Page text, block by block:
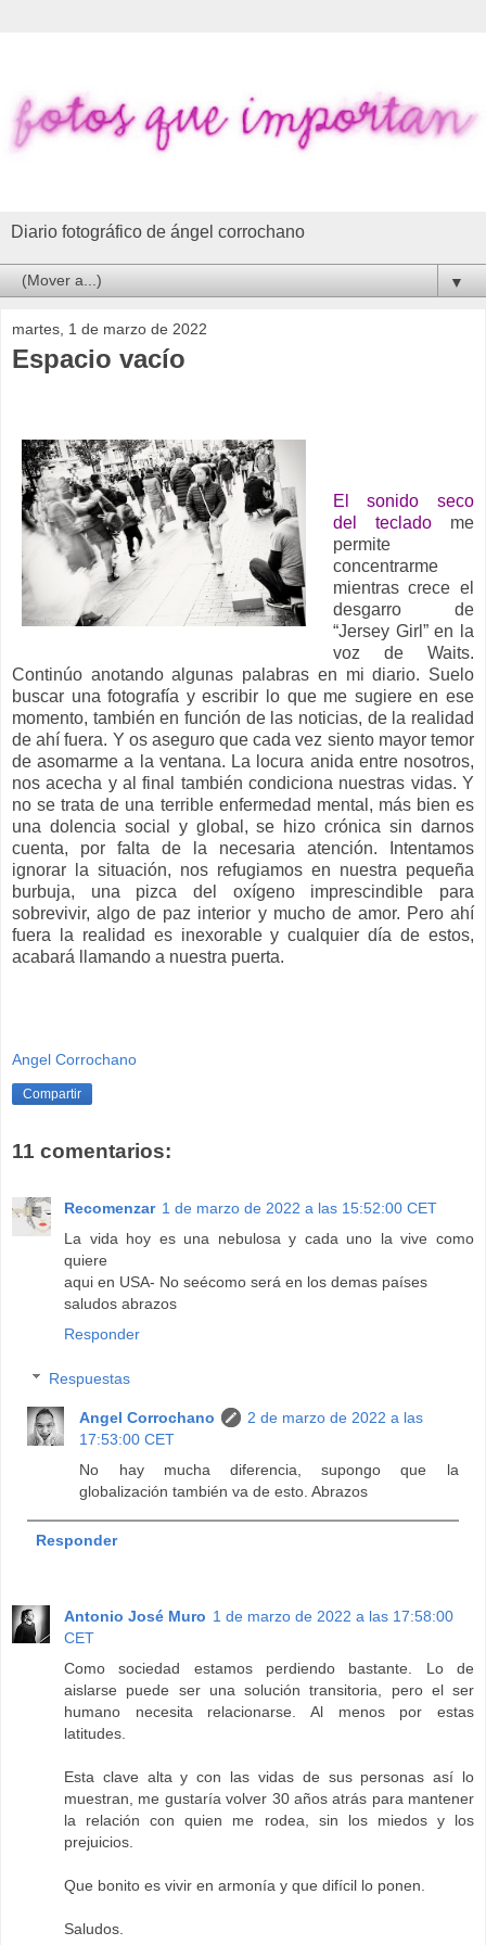
Diario fotográfico de ángel corrochano
▼
martes, 1 de marzo de 2022
Espacio vacío
El sonido seco
del tecladome
permite
concentrarme
mientras crece el
desgarro de
“Jersey Girl” en la
voz de Waits.
Continúo anotando algunas palabras en mi diario. Suelo
buscar una fotografía y escribir lo que me sugiere en ese
momento, también en función de las noticias, de la realidad
de ahí fuera. Y os aseguro que cada vez siento mayor temor
de asomarme a la ventana. La locura anida entre nosotros,
nos acecha y al final también condiciona nuestras vidas. Y
no se trata de una terrible enfermedad mental, más bien es
una dolencia social y global, se hizo crónica sin darnos
cuenta, por falta de la necesaria atención. Intentamos
ignorar la situación, nos refugiamos en nuestra pequeña
burbuja, una pizca del oxígeno imprescindible para
sobrevivir, algo de paz interior y mucho de amor. Pero ahí
fuera la realidad es inexorable y cualquier día de estos,
acabará llamando a nuestra puerta.
Angel Corrochano
Compartir
11 comentarios:
Recomenzar 1 de marzo de 2022 a las 15:52:00 CET
La vida hoy es una nebulosa y cada uno la vive como
quiere
aqui en USA- No seécomo será en los demas países
saludos abrazos
Responder
Respuestas
Angel Corrochano
2 de marzo de 2022 a las
17:53:00 CET
No hay mucha diferencia, supongo que la
globalización también va de esto. Abrazos
Responder
Antonio José Muro 1 de marzo de 2022 a las 17:58:00
CET
Como sociedad estamos perdiendo bastante. Lo de
aislarse puede ser una solución transitoria, pero el ser
humano necesita relacionarse. Al menos por estas
latitudes.
Esta clave alta y con las vidas de sus personas así lo
muestran, me gustaría volver 30 años atrás para mantener
la relación con quien me rodea, sin los miedos y los
prejuicios.
Que bonito es vivir en armonía y que difícil lo ponen.
Saludos.